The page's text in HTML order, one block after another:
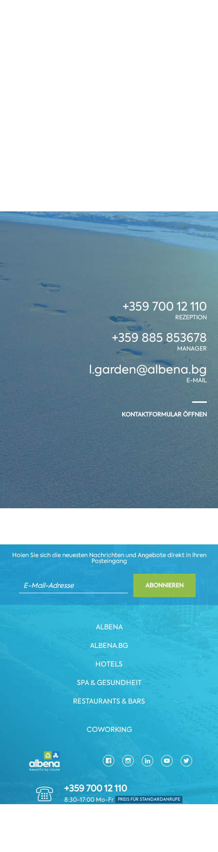
+359 700 12 110
REZEPTION
+359 885 853678
MANAGER
l.garden@albena.bg
E-MAIL
KONTAKTFORMULAR ÖFFNEN
Holen Sie sich die neuesten Nachrichten und Angebote direkt in Ihren
Posteingang
ABONNIEREN
ALBENA
ALBENA.BG
HOTELS
SPA & GESUNDHEIT
RESTAURANTS & BARS
COWORKING
+359 700 12 110
8:30-17:00 Mo-Fr PREIS FÜR STANDARDANRUFE